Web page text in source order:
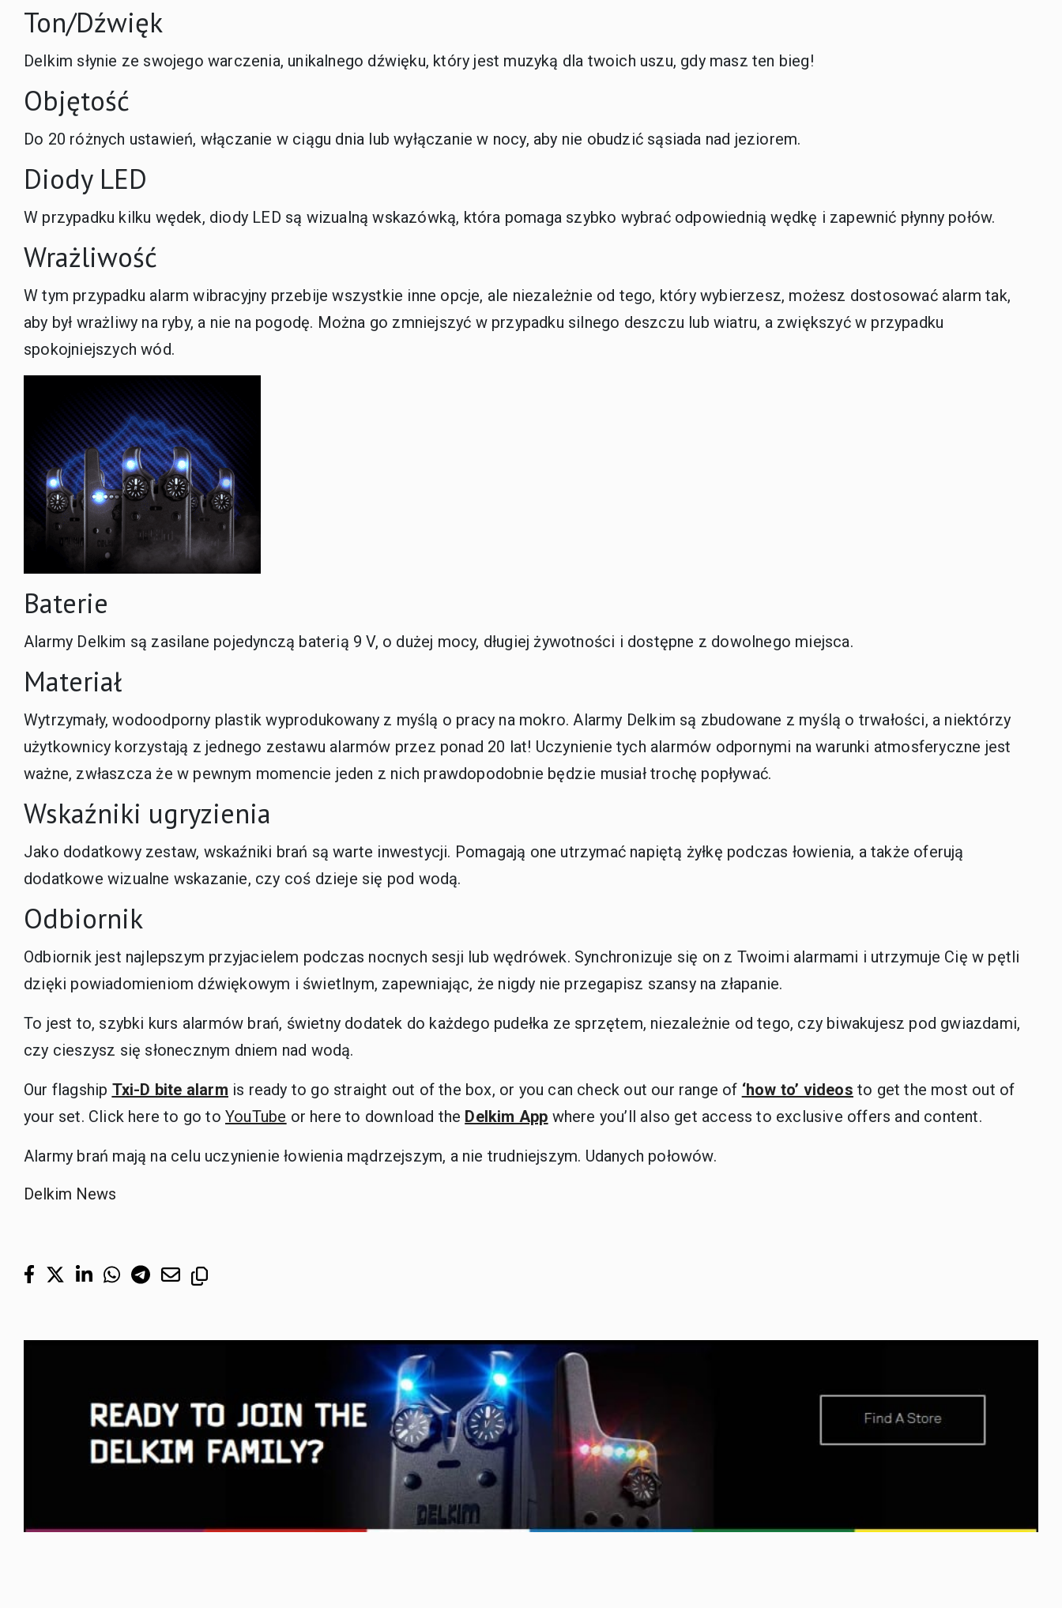
Ton/Dźwięk
Delkim słynie ze swojego warczenia, unikalnego dźwięku, który jest muzyką dla twoich uszu, gdy masz ten bieg!
Objętość
Do 20 różnych ustawień, włączanie w ciągu dnia lub wyłączanie w nocy, aby nie obudzić sąsiada nad jeziorem.
Diody LED
W przypadku kilku wędek, diody LED są wizualną wskazówką, która pomaga szybko wybrać odpowiednią wędkę i zapewnić płynny połów.
Wrażliwość
W tym przypadku alarm wibracyjny przebije wszystkie inne opcje, ale niezależnie od tego, który wybierzesz, możesz dostosować alarm tak,
aby był wrażliwy na ryby, a nie na pogodę. Można go zmniejszyć w przypadku silnego deszczu lub wiatru, a zwiększyć w przypadku
spokojniejszych wód.
Baterie
Alarmy Delkim są zasilane pojedynczą baterią 9 V, o dużej mocy, długiej żywotności i dostępne z dowolnego miejsca.
Materiał
Wytrzymały, wodoodporny plastik wyprodukowany z myślą o pracy na mokro. Alarmy Delkim są zbudowane z myślą o trwałości, a niektórzy
użytkownicy korzystają z jednego zestawu alarmów przez ponad 20 lat! Uczynienie tych alarmów odpornymi na warunki atmosferyczne jest
ważne, zwłaszcza że w pewnym momencie jeden z nich prawdopodobnie będzie musiał trochę popływać.
Wskaźniki ugryzienia
Jako dodatkowy zestaw, wskaźniki brań są warte inwestycji. Pomagają one utrzymać napiętą żyłkę podczas łowienia, a także oferują
dodatkowe wizualne wskazanie, czy coś dzieje się pod wodą.
Odbiornik
Odbiornik jest najlepszym przyjacielem podczas nocnych sesji lub wędrówek. Synchronizuje się on z Twoimi alarmami i utrzymuje Cię w pętli
dzięki powiadomieniom dźwiękowym i świetlnym, zapewniając, że nigdy nie przegapisz szansy na złapanie.
To jest to, szybki kurs alarmów brań, świetny dodatek do każdego pudełka ze sprzętem, niezależnie od tego, czy biwakujesz pod gwiazdami,
czy cieszysz się słonecznym dniem nad wodą.
Our flagship Txi-D bite alarm is ready to go straight out of the box, or you can check out our range of ‘how to’ videos to get the most out of
your set. Click here to go to YouTube or here to download the Delkim App where you’ll also get access to exclusive offers and content.
Alarmy brań mają na celu uczynienie łowienia mądrzejszym, a nie trudniejszym. Udanych połowów.
Delkim News